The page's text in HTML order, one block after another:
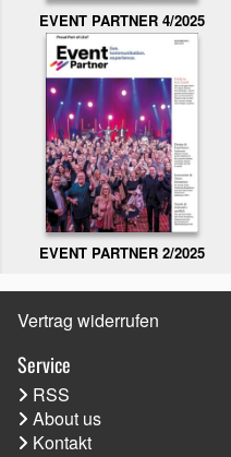
EVENT PARTNER 4/2025
EVENT PARTNER 2/2025
Vertrag widerrufen
Service
RSS
About us
Kontakt